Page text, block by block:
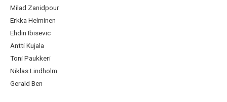
Milad Zanidpour
Erkka Helminen
Ehdin Ibisevic
Antti Kujala
Toni Paukkeri
Niklas Lindholm
Gerald Ben